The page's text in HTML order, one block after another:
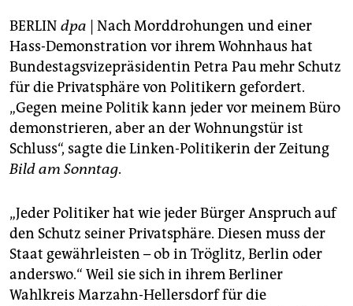
fragen & hilfe
unterstützen
abo
genossenschaft
epaper login
BERLIN dpa | Nach Morddrohungen und einer
Hass-Demonstration vor ihrem Wohnhaus hat
Bundestagsvizepräsidentin Petra Pau mehr Schutz
für die Privatsphäre von Politikern gefordert.
„Gegen meine Politik kann jeder vor meinem Büro
demonstrieren, aber an der Wohnungstür ist
Schluss“, sagte die Linken-Politikerin der Zeitung
Bild am Sonntag.
„Jeder Politiker hat wie jeder Bürger Anspruch auf
den Schutz seiner Privatsphäre. Diesen muss der
Staat gewährleisten – ob in Tröglitz, Berlin oder
anderswo.“ Weil sie sich in ihrem Berliner
Wahlkreis Marzahn-Hellersdorf für die